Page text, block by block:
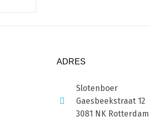
ADRES
Slotenboer
Gaesbeekstraat 12
3081 NK Rotterdam